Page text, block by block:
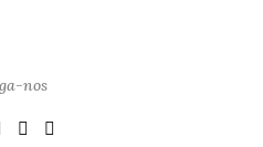
nos